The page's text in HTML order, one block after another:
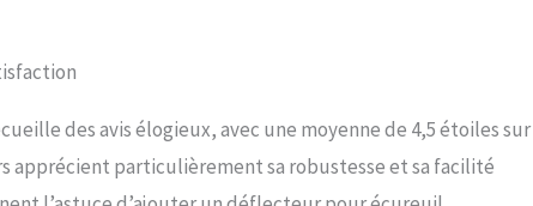
des avis élogieux, avec une moyenne de 4,5 étoiles sur
apprécient particulièrement sa robustesse et sa facilité